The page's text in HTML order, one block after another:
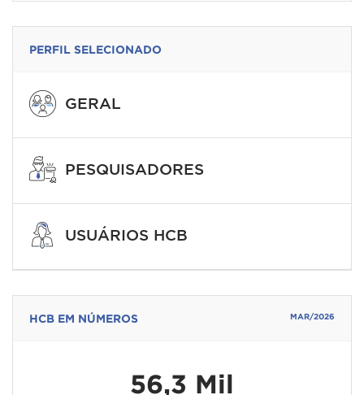
PERFIL SELECIONADO
GERAL
PESQUISADORES
USUÁRIOS HCB
HCB EM NÚMEROS MAR/2026
56,3 Mil